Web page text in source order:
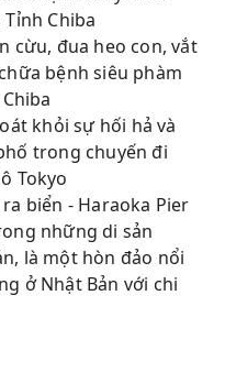
Chiba
cừu, đua heo con, vắt
bệnh siêu phàm
khỏi sự hối hả và
trong chuyến đi
Tokyo
biển - Haraoka Pier
những di sản
là một hòn đảo nổi
ở Nhật Bản với chi